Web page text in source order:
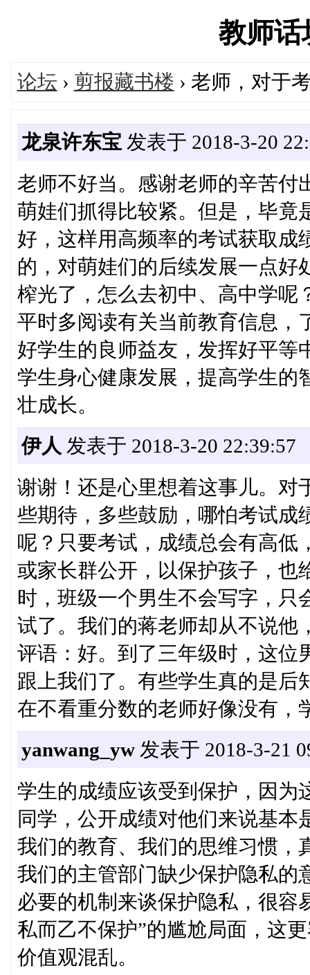
教师话
论坛 › 剪报藏书楼 › 老师，对于
龙泉许东宝 发表于 2018-3-20
老师不好当。感谢老师的辛苦付
萌娃们抓得比较紧。但是，毕竟
好，这样用高频率的考试获取成
的，对萌娃们的后续发展一点好
榨光了，怎么去初中、高中学呢
平时多阅读有关当前教育信息，
好学生的良师益友，发挥好平等
学生身心健康发展，提高学生的
壮成长。
伊人 发表于 2018-3-20 22:39:57
谢谢！还是心里想着这事儿。对
些期待，多些鼓励，哪怕考试成
呢？只要考试，成绩总会有高低
或家长群公开，以保护孩子，也
时，班级一个男生不会写字，只
试了。我们的蒋老师却从不说他
评语：好。到了三年级时，这位
跟上我们了。有些学生真的是后
在不看重分数的老师好像没有，
yanwang_yw发表于 2018-3-21
学生的成绩应该受到保护，因为
同学，公开成绩对他们来说基
我们的教育、我们的思维习惯，
我们的主管部门缺少保护隐私的
必要的机制来谈保护隐私，很容
私而乙不保护”的尴尬局面，这
价值观混乱。